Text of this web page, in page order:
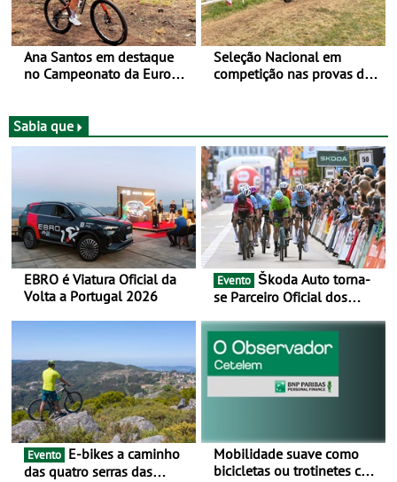
Ana Santos em destaque
no Campeonato da Europa
Seleção Nacional em
competição nas provas de
Sabia que
EBRO é Viatura Oficial da
Volta a Portugal 2026
Evento
se Parceiro Oficial dos
BTT e Gravel da UCI - Para
os anos de 2025 e 2026
Evento
das quatro serras das
Mobilidade suave como
bicicletas ou trotinetes com